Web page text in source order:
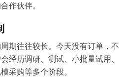
作伙伴。
期往往较长。今天没有订单，不
经历调研、测试、小批量试用、
采购等多个阶段。